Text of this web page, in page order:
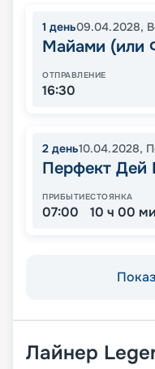
1 день09.04.2028,
Майами (или
ОТПРАВЛЕНИЕ
16:30
2 день10.04.2028,
Перфект Дей
ПРИБЫТИЕ
07:00
СТОЯНКА
10 ч 00
Лайнер